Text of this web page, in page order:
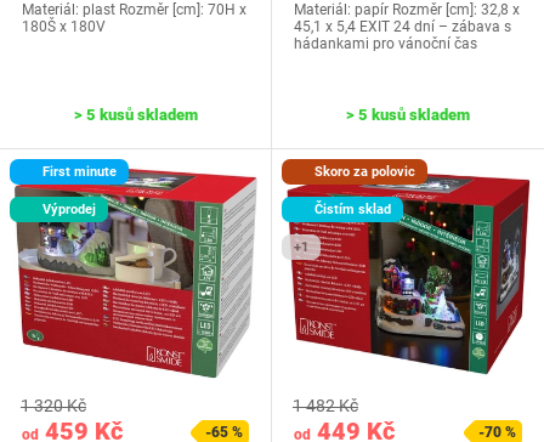
Materiál: plast Rozměr [cm]: 70H x
180Š x 180V
> 5 kusů skladem
Materiál: papír Rozměr [cm]: ‎32,8 x
45,1 x 5,4 EXIT 24 dní – zábava s
hádankami pro vánoční čas
> 5 kusů skladem
First minute
Výprodej
od 459 Kč
1 320 Kč
-65 %
Skoro za polovic
Čistím sklad
+1
od 449 Kč
1 482 Kč
-70 %